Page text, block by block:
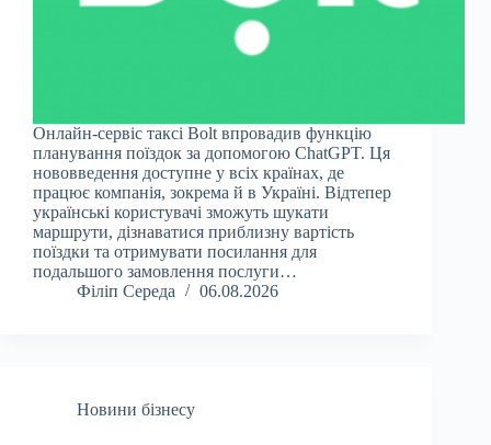
Онлайн-сервіс таксі Bolt впровадив функцію
планування поїздок за допомогою ChatGPT. Ця
нововведення доступне у всіх країнах, де
працює компанія, зокрема й в Україні. Відтепер
українські користувачі зможуть шукати
маршрути, дізнаватися приблизну вартість
поїздки та отримувати посилання для
подальшого замовлення послуги…
Філіп Середа
06.08.2026
Новини бізнесу